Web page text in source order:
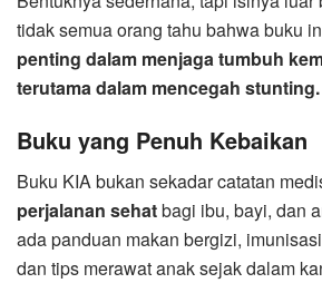
tidak semua orang tahu bahwa buku
penting dalam menjaga tumbuh
terutama dalam mencegah stunting.
Buku yang Penuh Kebaikan
Buku KIA bukan sekadar catatan
perjalanan sehatbagi ibu, bayi, dan
ada panduan makan bergizi,
dan tips merawat anak sejak dalam